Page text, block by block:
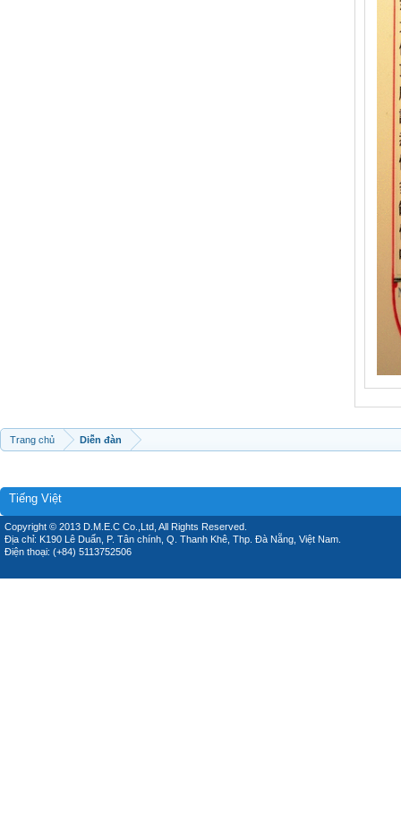
Trang chủ Diễn đàn
Tiếng Việt
Copyright © 2013 D.M.E.C Co.,Ltd, All Rights Reserved.
Địa chỉ: K190 Lê Duẩn, P. Tân chính, Q. Thanh Khê, Thp. Đà Nẵng, Việt Nam.
Điện thoại: (+84) 5113752506